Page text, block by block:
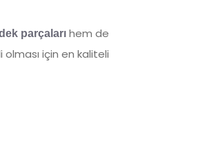
parçaları hem de
olması için en kaliteli